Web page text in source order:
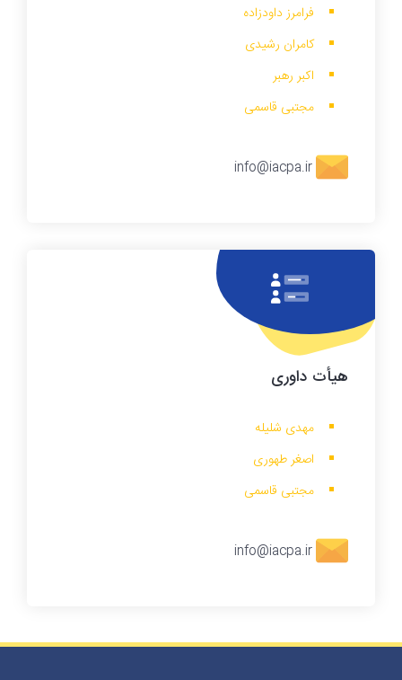
فرامرز داودزاده
کامران رشیدی
اکبر رهبر
مجتبی قاسمی
info@iacpa.ir
هیأت داوری
مهدی شلیله
اصغر طهوری
مجتبی قاسمی
info@iacpa.ir